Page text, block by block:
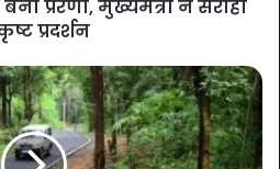
प्रेरणा, मुख्यमंत्री ने सराहा
प्रदर्शन